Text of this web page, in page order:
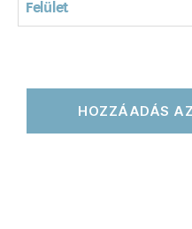
Felület
HOZZÁADÁS